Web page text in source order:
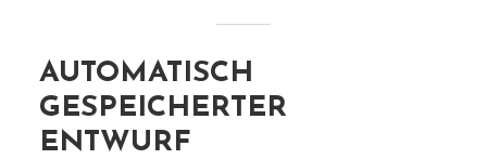
AUTOMATISCH
GESPEICHERTER
ENTWURF